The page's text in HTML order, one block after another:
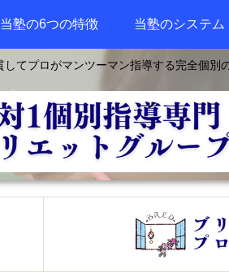
てプロがマンツーマン指導する完全個別
当塾の6つの特徴 当塾のシステム